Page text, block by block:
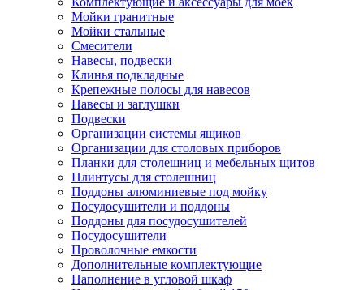
Мойки гранитные
Мойки стальные
Смесители
Навесы, подвески
Клинья подкладные
Крепежные полосы для навесов
Навесы и заглушки
Подвески
Организации системы ящиков
Организации для столовых приборов
Планки для столешниц и мебельных щитов
Плинтусы для столешниц
Поддоны алюминиевые под мойку
Посудосушители и поддоны
Поддоны для посудосушителей
Посудосушители
Проволочные емкости
Дополнительные комплектующие
Наполнение в угловой шкаф